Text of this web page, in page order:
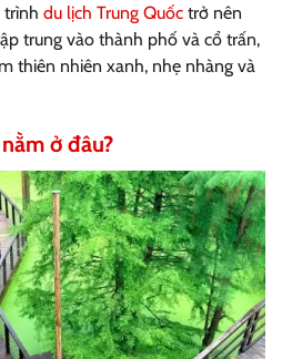
trình du lịch Trung Quốc trở nên
trung vào thành phố và cổ trấn,
thiên nhiên xanh, nhẹ nhàng và
ở đâu?